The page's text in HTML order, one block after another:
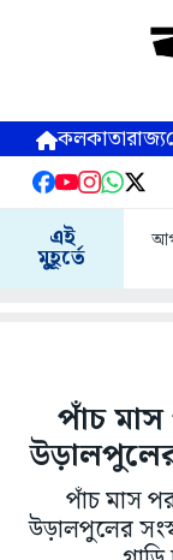
কলকাতারাজ্য
এই
মুহূর্তে
পাঁচ
পাঁচ মাস
উড়ালপুলের